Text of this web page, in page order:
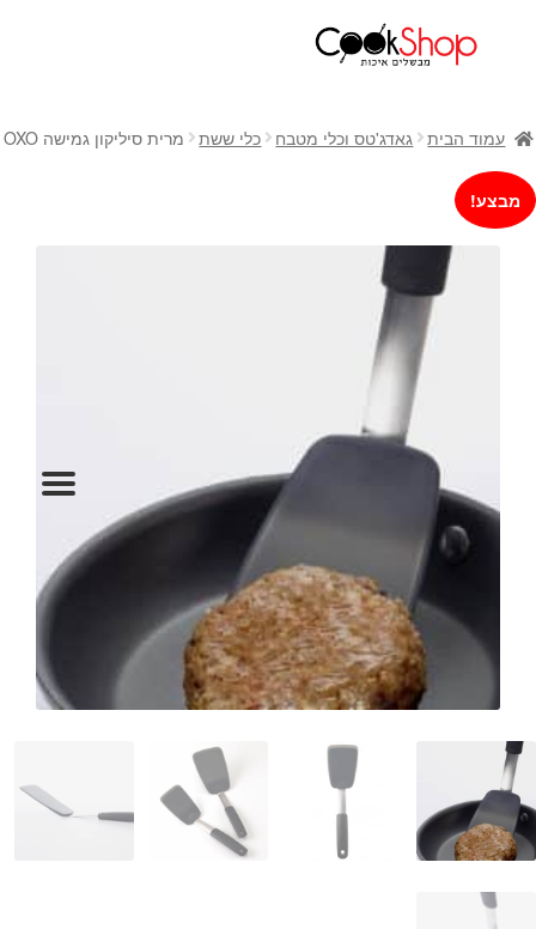
חנות
כלי בישול
סירים
מחבתות
כלי הגשה ואירוח
מוצרי חשמל למטבח
גאדג'טס וכלי מטבח
אחסון למטבח
קפה ותה
גיפט קארד
כלי בית
המותגים שלנו
מתנות לחנוכת בית
מתנות למטבח
מתכונים שלכם
מאמרים
עמוד הבית גאדג'טס וכלי מטבח כלי ששת מרית סיליקון גמישה OXO
מבצע!